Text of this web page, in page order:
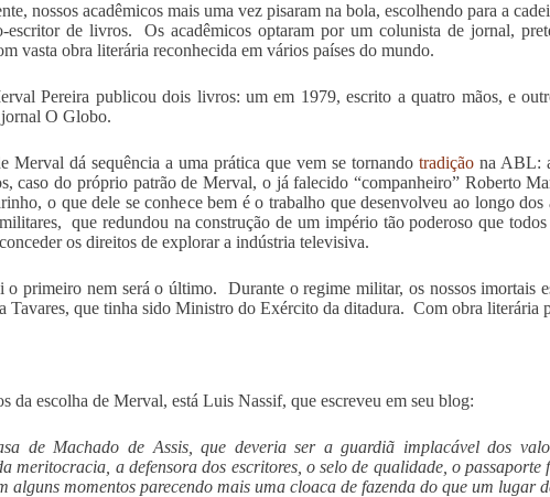
nossos acadêmicos mais uma vez pisaram na bola, escolhendo para a
escritor de livros. Os acadêmicos optaram por um colunista de jornal,
vasta obra literária reconhecida em vários países do mundo.
Pereira publicou dois livros: um em 1979, escrito a quatro mãos, e
O Globo.
Merval dá sequência a uma prática que vem se tornandotradição na ABL:
caso do próprio patrão de Merval, o já falecido “companheiro” Roberto
o que dele se conhece bem é o trabalho que desenvolveu ao longo dos
que redundou na construção de um império tão poderoso que todos
os direitos de explorar a indústria televisiva.
primeiro nem será o último. Durante o regime militar, os nossos imortais
Tavares, que tinha sido Ministro do Exército da ditadura. Com obra literária
da escolha de Merval, está Luis Nassif, que escreveu em seu blog:
de Machado de Assis, que deveria ser a guardiã implacável dos
meritocracia, a defensora dos escritores, o selo de qualidade, o
alguns momentos parecendo mais uma cloaca de fazenda do que um lugar